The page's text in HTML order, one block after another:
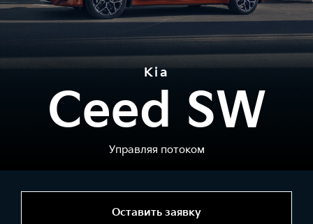
Оставить заявку
Kia
Ceed SW
Управляя потоком